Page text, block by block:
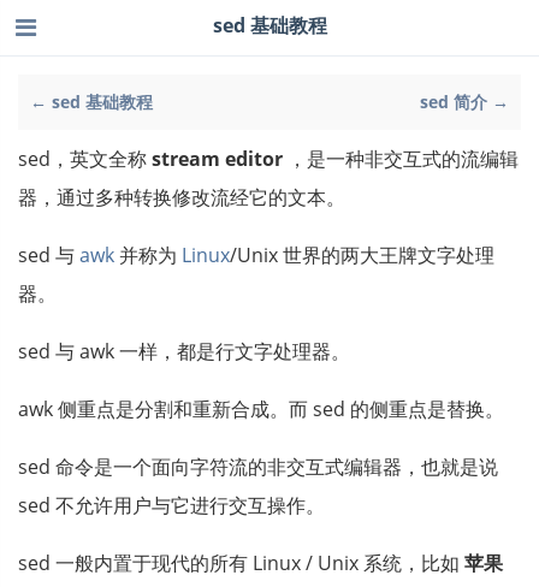
← sed 基础教程 sed 简介 →
sed 基础教程
sed，英文全称stream editor ，是一种非交互式的流编辑
器，通过多种转换修改流经它的文本。
sed 与awk并称为 Linux/Unix 世界的两大王牌文字处理
器。
sed 与 awk 一样，都是行文字处理器。
awk 侧重点是分割和重新合成。而 sed 的侧重点是替换。
sed 命令是一个面向字符流的非交互式编辑器，也就是说
sed 不允许用户与它进行交互操作。
sed 一般内置于现代的所有 Linux / Unix 系统，比如 苹果